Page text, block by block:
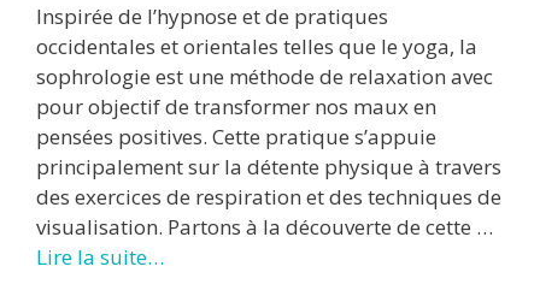
Inspirée de l’hypnose et de pratiques
occidentales et orientales telles que le yoga, la
sophrologie est une méthode de relaxation avec
pour objectif de transformer nos maux en
pensées positives. Cette pratique s’appuie
principalement sur la détente physique à travers
des exercices de respiration et des techniques de
visualisation. Partons à la découverte de cette …
Lire la suite…